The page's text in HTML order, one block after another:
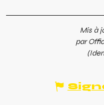
Mis à
par